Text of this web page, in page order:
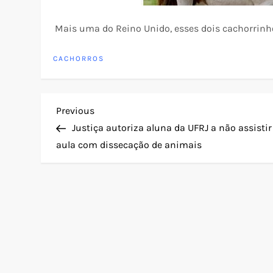
Mais uma do Reino Unido, esses dois
CACHORROS
N
a
Previous
Post
Previous
Justiça autoriza aluna da UFRJ a não assistir
aula com dissecação de animais